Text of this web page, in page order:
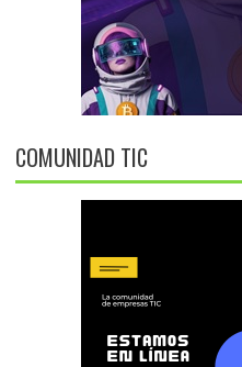
COMUNIDAD TIC